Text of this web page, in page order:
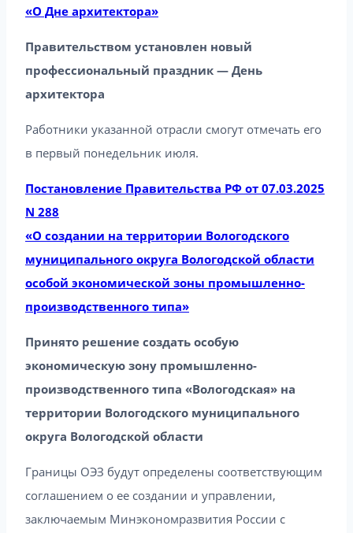
«О Дне архитектора»
Правительством установлен новый
профессиональный праздник — День
архитектора
Работники указанной отрасли смогут отмечать его
в первый понедельник июля.
Постановление Правительства РФ от 07.03.2025
N 288
«О создании на территории Вологодского
муниципального округа Вологодской области
особой экономической зоны промышленно-
производственного типа»
Принято решение создать особую
экономическую зону промышленно-
производственного типа «Вологодская» на
территории Вологодского муниципального
округа Вологодской области
Границы ОЭЗ будут определены соответствующим
соглашением о ее создании и управлении,
заключаемым Минэкономразвития России с